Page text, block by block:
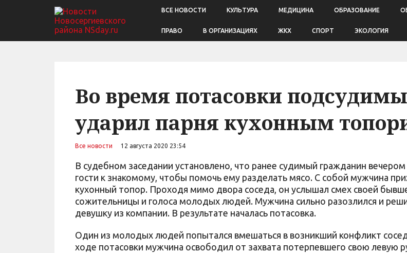
ВСЕ НОВОСТИ КУЛЬТУРА МЕДИЦИНА ОБРАЗОВАНИЕ
ПРАВО В ОРГАНИЗАЦИЯХ ЖКХ СПОРТ ЭКОЛОГИЯ
Во время потасовки
ударил парня кухонным
Все новости 12 августа 2020 23:54
В судебном заседании установлено, что ранее судимый гражданин вечером
гости к знакомому, чтобы помочь ему разделать мясо. С собой мужчина
кухонный топор. Проходя мимо двора соседа, он услышал смех своей
сожительницы и голоса молодых людей. Мужчина сильно разозлился и
девушку из компании. В результате началась потасовка.
Один из молодых людей попытался вмешаться в возникший конфликт
ходе потасовки мужчина освободил от захвата потерпевшего свою левую